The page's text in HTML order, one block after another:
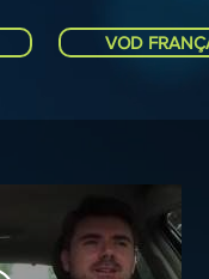
VOD